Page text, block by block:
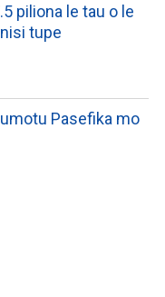
piliona le tau o le
tupe
Pasefika mo